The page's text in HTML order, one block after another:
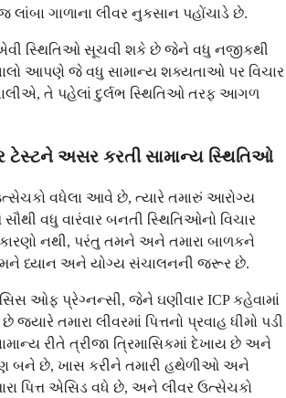
ગાળાના લીવર નુકસાન પહોંચાડે છે.
એવી સ્થિતિઓ સૂચવી શકે છે જેને વધુ નજીકથી
આપણે જે વધુ સામાન્ય શક્યતાઓ પર વિચાર
તે પહેલાં દુર્લભ સ્થિતિઓ તરફ આગળ
ટેસ્ટને અસર કરતી સામાન્ય સ્થિતિઓ
વધેલા આવે છે, ત્યારે તમારું આરોગ્ય
વધુ વારંવાર બનતી સ્થિતિઓનો વિચાર
નથી, પરંતુ તમને અને તમારા બાળકને
તેમને ધ્યાન અને યોગ્ય સંચાલનની જરૂર છે.
ઓફ પ્રેગ્નન્સી, જેને ઘણીવાર ICP કહેવામાં
તમારા લીવરમાં પિત્તનો પ્રવાહ ધીમો પડી
રીતે ત્રીજા ત્રિમાસિકમાં દેખાય છે અને
બને છે, ખાસ કરીને તમારી હથેળીઓ અને
પિત્ત એસિડ વધે છે, અને લીવર ઉત્સેચકો